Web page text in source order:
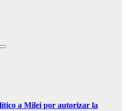
a Milei por autorizar la